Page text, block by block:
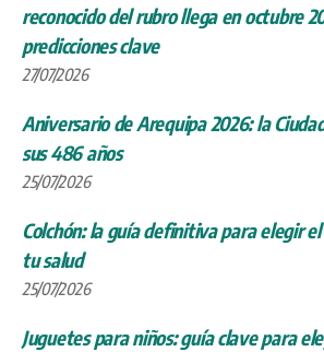
reconocido del rubro llega en octubre
predicciones clave
27/07/2026
Aniversario de Arequipa 2026: la
sus 486 años
25/07/2026
Colchón: la guía definitiva para elegir
tu salud
25/07/2026
Juguetes para niños: guía clave para